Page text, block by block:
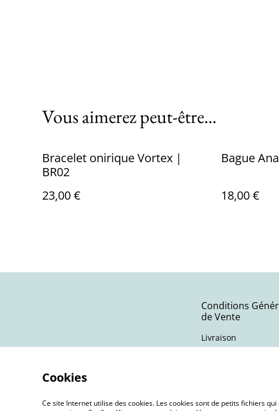
Vous aimerez peut-être...
Bracelet onirique Vortex |
BR02
23,00 €
Bague
18,00 €
Conditions
de Vente
Livraison
Cookies
Ce site Internet utilise des cookies. Les cookies sont de petits fichiers